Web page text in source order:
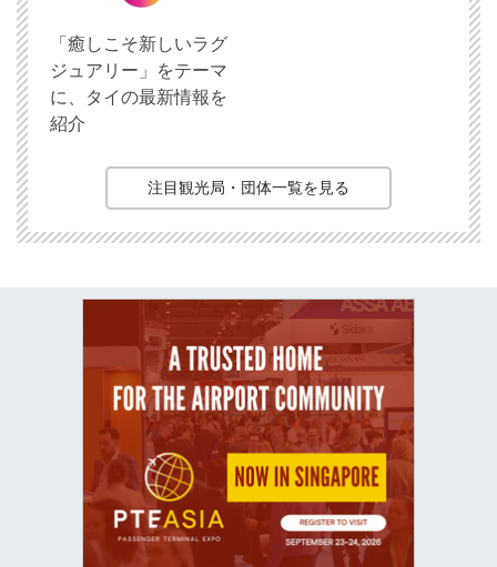
「癒しこそ新しいラグ
ジュアリー」をテーマ
に、タイの最新情報を
紹介
注目観光局・団体一覧を見る